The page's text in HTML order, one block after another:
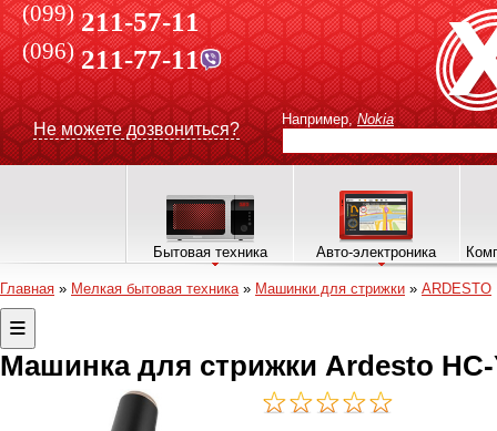
(099) 211-57-11
(096)211-77-11
Не можете дозвониться?
Например, Nokia
Бытовая техника Авто-электроника
Главная » Мелкая бытовая техника» Машинки для стрижки » ARDESTO
Машинка для стрижки Ardesto HC-